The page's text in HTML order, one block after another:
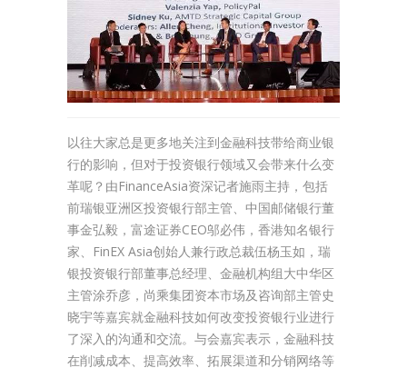
以往大家总是更多地关注到金融科技带给商业银
行的影响，但对于投资银行领域又会带来什么变
革呢？由FinanceAsia资深记者施雨主持，包括
前瑞银亚洲区投资银行部主管、中国邮储银行董
事金弘毅，富途证券CEO邬必伟，香港知名银行
家、FinEX Asia创始人兼行政总裁伍杨玉如，瑞
银投资银行部董事总经理、金融机构组大中华区
主管涂乔彦，尚乘集团资本市场及咨询部主管史
晓宇等嘉宾就金融科技如何改变投资银行业进行
了深入的沟通和交流。与会嘉宾表示，金融科技
在削减成本、提高效率、拓展渠道和分销网络等